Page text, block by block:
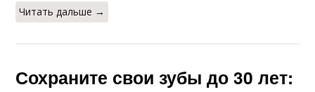
Читать дальше →
Сохраните свои зубы до 30 лет: